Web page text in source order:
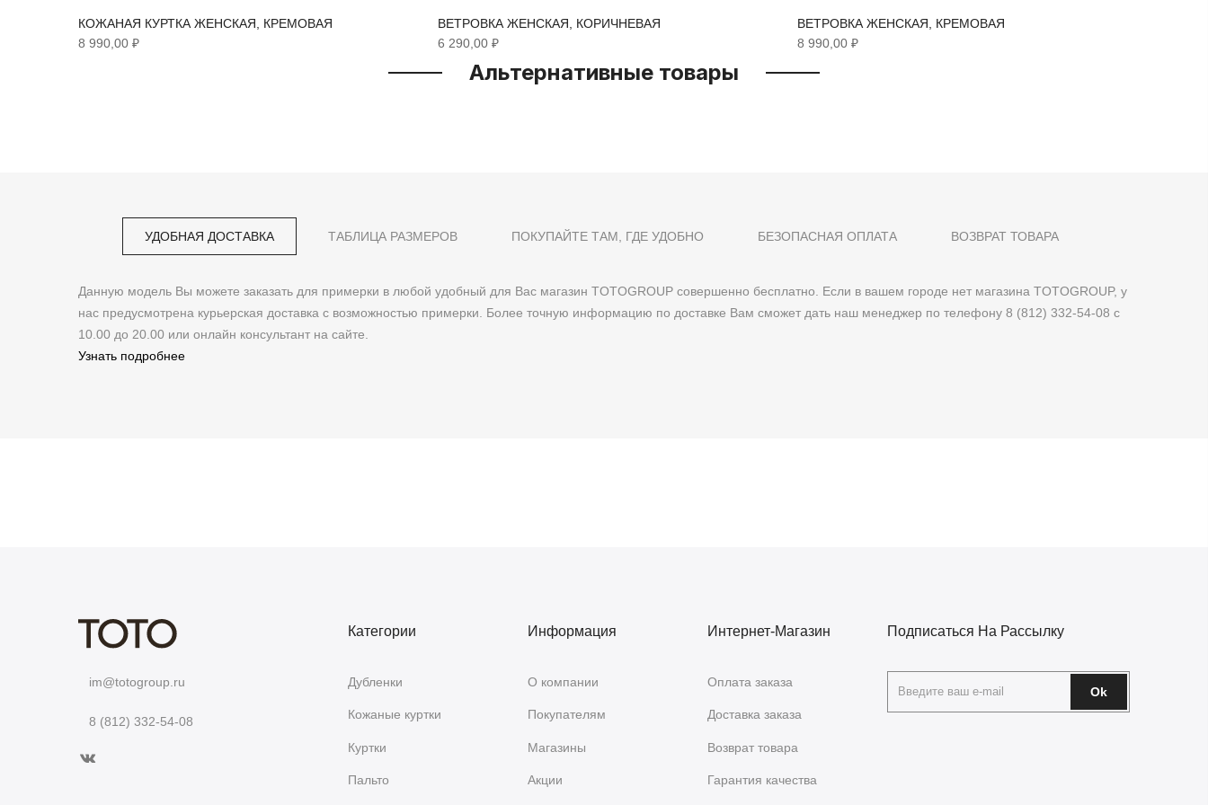
КОЖАНАЯ КУРТКА ЖЕНСКАЯ, КРЕМОВАЯ
8 990,00 ₽
ВЕТРОВКА ЖЕНСКАЯ, КОРИЧНЕВАЯ
6 290,00 ₽
ВЕТРОВКА ЖЕНСКАЯ, КРЕМОВАЯ
8 990,00 ₽
Альтернативные товары
УДОБНАЯ ДОСТАВКА
Данную модель Вы можете заказать для примерки в любой удобный для Вас магазин TOTOGROUP совершенно бесплатно. Если в вашем городе нет магазина TOTOGROUP, у
нас предусмотрена курьерская доставка с возможностью примерки. Более точную информацию по доставке Вам сможет дать наш менеджер по телефону 8 (812) 332-54-08 с
10.00 до 20.00 или онлайн консультант на сайте.
Узнать подробнее
ТАБЛИЦА РАЗМЕРОВ ПОКУПАЙТЕ ТАМ, ГДЕ УДОБНО БЕЗОПАСНАЯ ОПЛАТА ВОЗВРАТ ТОВАРА
im@totogroup.ru
8 (812) 332-54-08
Категории
Дубленки
Кожаные куртки
Куртки
Пальто
Информация
О компании
Покупателям
Магазины
Акции
Интернет-Магазин
Оплата заказа
Доставка заказа
Возврат товара
Гарантия качества
Подписаться На Рассылку
Ok